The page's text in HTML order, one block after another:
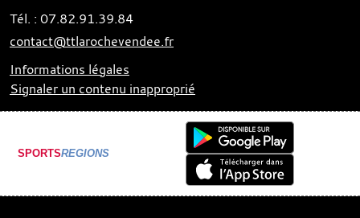
Tél. : 07.82.91.39.84
contact@ttlarochevendee.fr
Informations légales
Signaler un contenu inapproprié
SPORTSREGIONS